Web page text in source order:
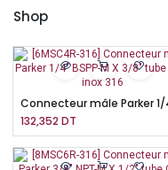
Shop
132,352 DT